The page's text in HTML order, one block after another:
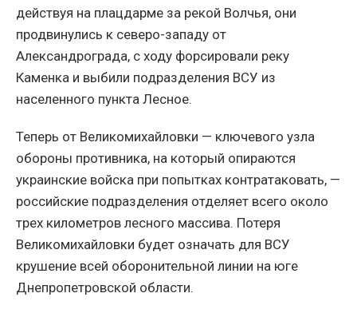
действуя на плацдарме за рекой Волчья, они
продвинулись к северо-западу от
Александрограда, с ходу форсировали реку
Каменка и выбили подразделения ВСУ из
населенного пункта Лесное.
Теперь от Великомихайловки — ключевого узла
обороны противника, на который опираются
украинские войска при попытках контратаковать, —
российские подразделения отделяет всего около
трех километров лесного массива. Потеря
Великомихайловки будет означать для ВСУ
крушение всей оборонительной линии на юге
Днепропетровской области.